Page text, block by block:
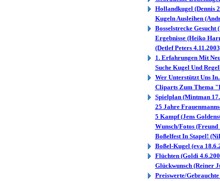
Hollandkugel (Dennis
Kugeln Ausleihen
Bosselstrecke Gesucht
Ergebnisse (Heiko
(Detlef Peters
1. Erfahrungen Mit
Suche Kugel Und
Wer Unterstützt Uns
Cliparts Zum Thema
Spielplan (Mintman
25 Jahre
5 Kampf (Jens
Wunsch/Fotos (Freund
Boßelfest In Stapel!
Boßel-Kugel (eva
Flüchten (Goldi
Glückwunsch (Reiner
Preiswerte/